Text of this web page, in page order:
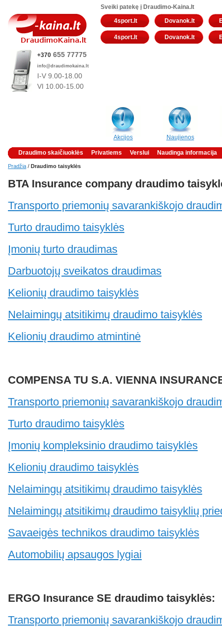
Sveiki patekę į Draudimo-Kaina.lt
4sport.lt
Dovanok.lt
4sport.lt Dovanok.lt
+370 655 77775
info@draudimokaina.lt
I-V 9.00-18.00
VI 10 .00-15.00
Akcijos Naujienos
Draudimo skaičiuoklės Privatiems Verslui Naudinga informacija
Pradžia / Draudimo taisyklės
BTA Insurance company draudimo
Transporto priemonių savarankiškojo
Turto draudimo taisyklės
Įmonių turto draudimas
Darbuotojų sveikatos draudimas
Kelionių draudimo taisyklės
Nelaimingų atsitikimų draudimo taisyklės
Kelionių draudimo atmintinė
COMPENSA TU S.A. VIENNA
Transporto priemonių savarankiškojo
Turto draudimo taisyklės
Įmonių kompleksinio draudimo taisyklės
Kelionių draudimo taisyklės
Nelaimingų atsitikimų draudimo taisyklės
Nelaimingų atsitikimų draudimo taisyklių
Savaeigės technikos draudimo taisyklės
Automobilių apsaugos lygiai
ERGO Insurance SE draudimo taisyklės:
Transporto priemonių savarankiškojo